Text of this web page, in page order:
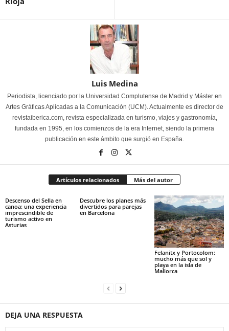
Luis Medina
Periodista, licenciado por la Universidad Complutense de Madrid y Máster en
Artes Gráficas Aplicadas a la Comunicación (UCM). Actualmente es director de
revistaiberica.com, revista especializada en turismo, viajes y gastronomía,
fundada en 1995, en los comienzos de la era Internet, siendo la primera
publicación en este ámbito que surgió en España.
Artículos relacionados Más del autor
Descenso del Sella en
canoa: una experiencia
imprescindible de
turismo activo en
Asturias
Descubre los planes más
divertidos para parejas
en Barcelona
Felanitx y Portocolom:
mucho más que sol y
playa en la isla de
Mallorca
DEJA UNA RESPUESTA